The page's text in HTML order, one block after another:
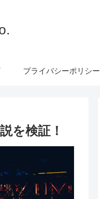
プライバシーポリシー
を検証！